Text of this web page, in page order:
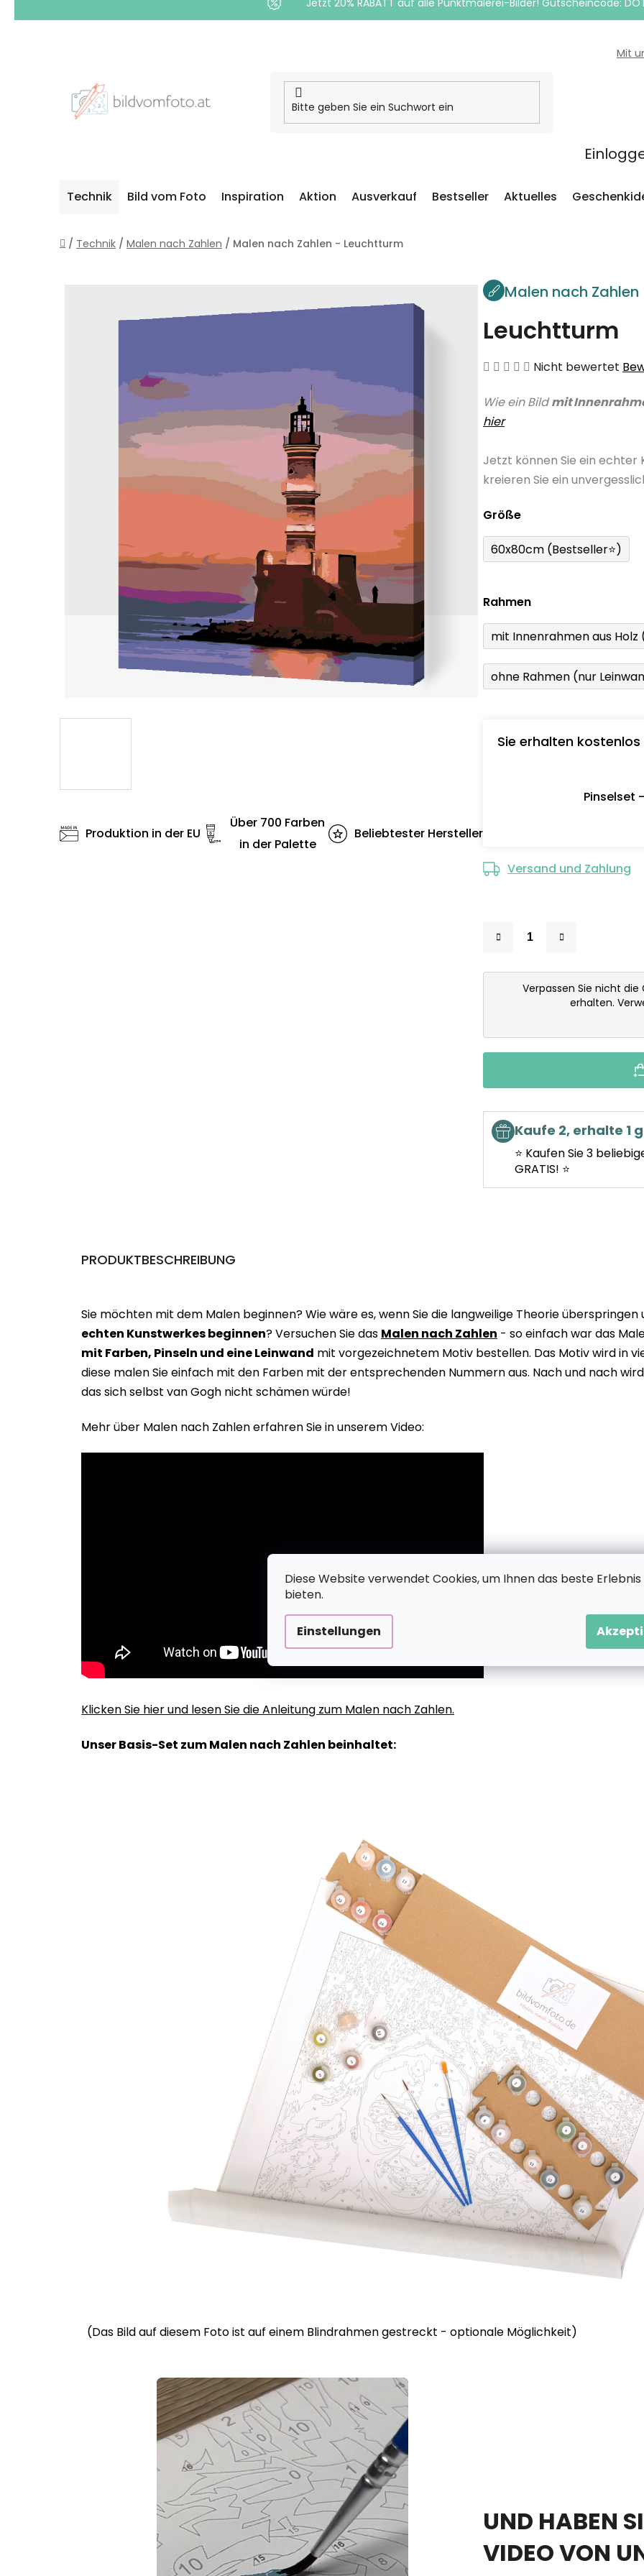
Diese Website verwendet Cookies, um Ihnen das beste Erlebnis
bieten.
Einstellungen
Jetzt 20% RABATT auf alle Punktmalerei-Bilder! Gutscheincode:
Mit
Technik Bild vom Foto Inspiration Aktion Ausverkauf Bestseller Aktuelles
Startseite
/ Technik / Malen nach Zahlen / Malen nach Zahlen - Leuchtturm
Malen nach Zahlen
Leuchtturm
Die
Produktbewertung
von
5
Nicht bewertet
Wie ein Bildmit
hier
Jetzt können Sie ein echter
kreieren Sie ein
Größe
60x80cm (Bestseller⭐)
Rahmen
mit Innenrahmen aus
ohne Rahmen (nur
Sie erhalten kostenlos
Pinselset
Versand und Zahlung
Verpassen Sie nicht
erhalten.
Kaufe 2, erhalte 1
⭐ Kaufen Sie 3
GRATIS! ⭐
Produktion in der EU
Über 700 Farben
in der Palette
Beliebtester Hersteller
PRODUKTBESCHREIBUNG
Sie möchten mit dem Malen beginnen? Wie wäre es, wenn Sie die langweilige Theorie überspringen
echten Kunstwerkes beginnen? Versuchen Sie das Malen nach Zahlen - so einfach war das
mit Farben, Pinseln und eine Leinwand mit vorgezeichnetem Motiv bestellen. Das Motiv wird in
diese malen Sie einfach mit den Farben mit der entsprechenden Nummern aus. Nach und nach
das sich selbst van Gogh nicht schämen würde!
Mehr über Malen nach Zahlen erfahren Sie in unserem Video:
Klicken Sie hier und lesen Sie die Anleitung zum Malen nach Zahlen.
Unser Basis-Set zum Malen nach Zahlen beinhaltet:
(Das Bild auf diesem Foto ist auf einem Blindrahmen gestreckt - optionale Möglichkeit)
UND HABEN
VIDEO VON